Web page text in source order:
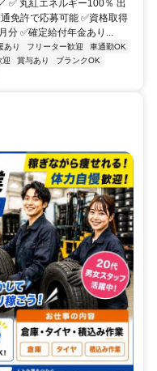
✅ 丸紅エネルギー100％ 出
免許で応募可能 ✅資格取得
✅確定給付年金あり...
あり フリーター歓迎
車通勤OK
迎 賞与あり
ブランクOK